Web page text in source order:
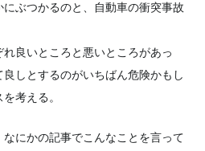
ぶつかるのと、
自動車の衝突事故
良いところと悪いところがあっ
しとするのがいちばん危険かもし
考える。
なにかの記事でこんなことを言って